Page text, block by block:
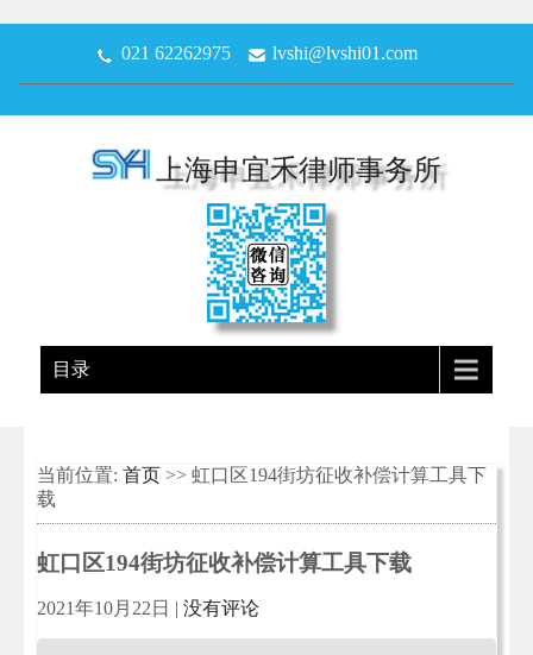
021 62262975 lvshi@lvshi01.com
上海申宜禾律师事务所
目录
当前位置: 首页 >> 虹口区194街坊征收补偿计算工具下
载
虹口区194街坊征收补偿计算工具下载
2021年10月22日 | 没有评论